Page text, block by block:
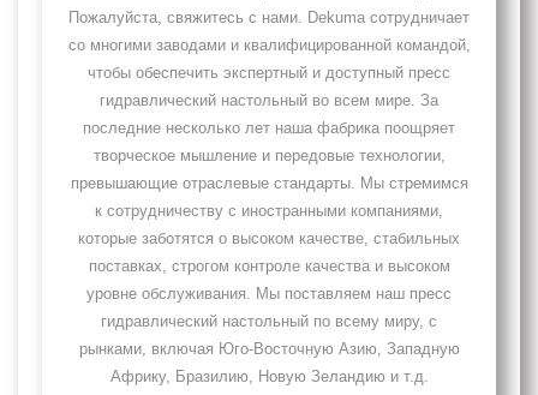
Пожалуйста, свяжитесь с нами. Dekuma сотрудничает
со многими заводами и квалифицированной командой,
чтобы обеспечить экспертный и доступный пресс
гидравлический настольный во всем мире. За
последние несколько лет наша фабрика поощряет
творческое мышление и передовые технологии,
превышающие отраслевые стандарты. Мы стремимся
к сотрудничеству с иностранными компаниями,
которые заботятся о высоком качестве, стабильных
поставках, строгом контроле качества и высоком
уровне обслуживания. Мы поставляем наш пресс
гидравлический настольный по всему миру, с
рынками, включая Юго-Восточную Азию, Западную
Африку, Бразилию, Новую Зеландию и т.д.